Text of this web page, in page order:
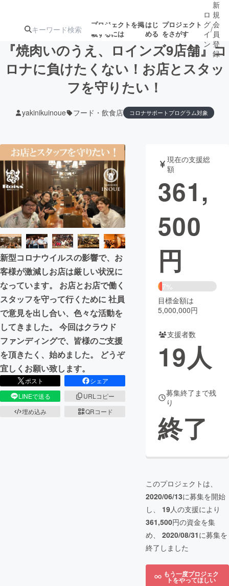
プロジェクトを掲
載するには
はじ
める
プロジェクト
をさがす
注目のリ 注目の新着プロ
ジェクト
募集終了が近いプ
テクノロジー・ガジェット ゲーム・サ
映像・映画
ビジネス・起業 チャレンジ
まちづくり・地域活性化
CAMPFIRE for Social Good
CAMPFIRE Creation
CAMPFIREふるさと納税machi-ya コミュニティ
ロ
グ
イ
ン
/
新
規
会
員
登
録
『焼肉いのうえ、ロインズ9店舗』コ
ロナに負けたくない！お店とスタッ
フを守りたい！
yakinikuinoue フード・飲食店 コロナサポートプログラム対象
新型コロナウイルスの影響で、お
客様が激減しお店は厳しい状況に
なっています。 お店とお店で働く
スタッフを守って行くために 社員
で意見を出し合い、色々な活動を
してきました。 今回はクラウド
ファンディングで、皆様のご支援
を頂きたく、始めました。 どうぞ
宜しくお願い致します。
ポスト
シェア
LINEで送る
URLコピー
埋め込み
QRコード
現在の支援総
額
361,
500
円
7%
目標金額は
5,000,000円
支援者数
19人
募集終了まで残
り
終了
このプロジェクトは、
2020/06/13に募集を開始
し、 19人の支援により
361,500円の資金を集
め、 2020/08/31に募集を
終了しました
もう一度プロジェク
トをやってほしい